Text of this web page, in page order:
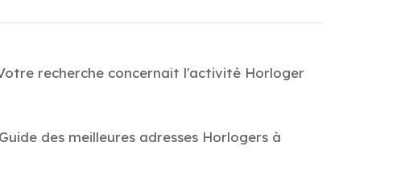
recherche concernait l'activité Horloger
des meilleures adresses Horlogers à